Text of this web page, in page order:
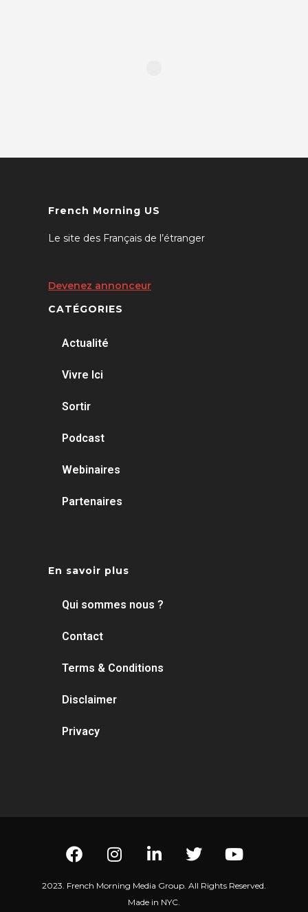
French Morning US
Le site des Français de l’étranger
Devenez annonceur
CATÉGORIES
Actualité
Vivre Ici
Sortir
Podcast
Webinaires
Partenaires
En savoir plus
Qui sommes nous ?
Contact
Terms & Conditions
Disclaimer
Privacy
2023. French Morning Media Group. All Rights Reserved.
Made in NYC.